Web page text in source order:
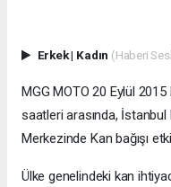
Erkek| Kadın (Haberi
MGG MOTO 20 Eylül
saatleri arasında,
Merkezinde Kan bağışı
Ülke genelindeki kan